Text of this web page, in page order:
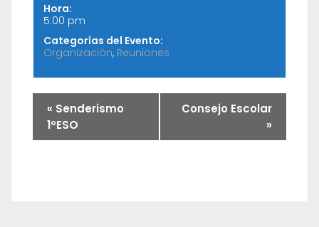
Hora:
5:00 pm
Categorías del Evento:
Organización, Reuniones
« Senderismo
1ºESO
Consejo Escolar
»